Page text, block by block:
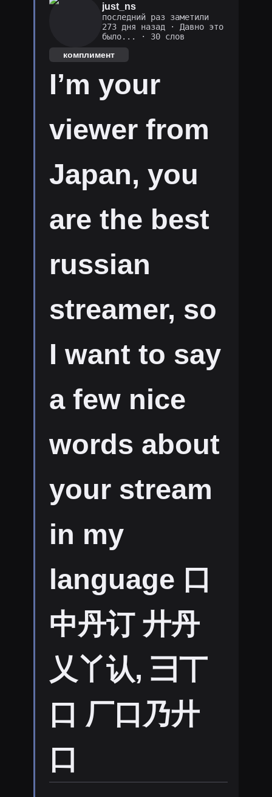
just_ns
последний раз заметили
273 дня назад ·
Давно это
было...
· 30 слов
комплимент
I’m your
viewer from
Japan, you
are the best
russian
streamer, so
I want to say
a few nice
words about
your stream
in my
language 口
中丹订 廾丹
乂丫认, 彐丅
口 厂口乃廾
口